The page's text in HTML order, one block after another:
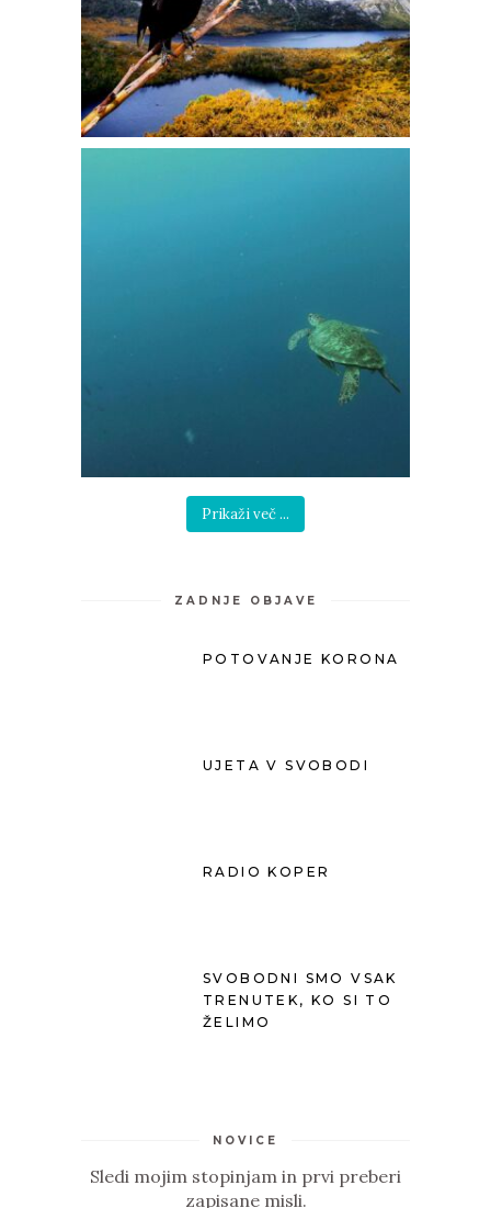
Prikaži več ...
ZADNJE OBJAVE
POTOVANJE KORONA
UJETA V SVOBODI
RADIO KOPER
SVOBODNI SMO VSAK
TRENUTEK, KO SI TO
ŽELIMO
NOVICE
Sledi mojim stopinjam in prvi preberi
zapisane misli.